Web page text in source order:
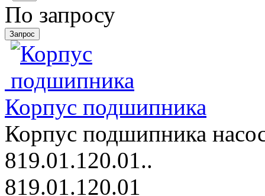
По запросу
Корпус подшипника
Корпус подшипника
819.01.120.01..
819.01.120.01